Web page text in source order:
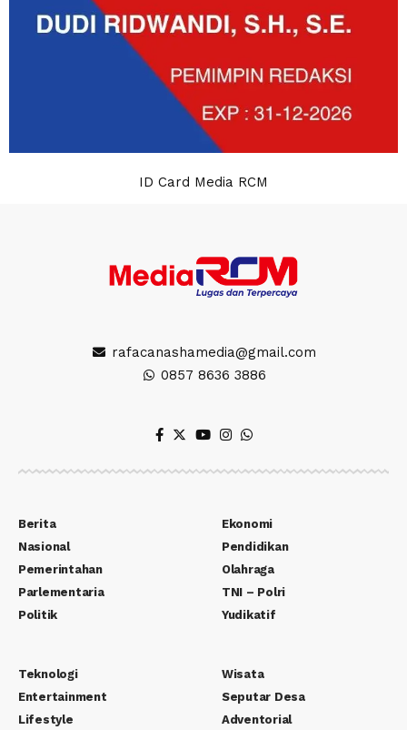
ID Card Media RCM
rafacanashamedia@gmail.com
0857 8636 3886
Berita
Nasional
Pemerintahan
Parlementaria
Politik
Ekonomi
Pendidikan
Olahraga
TNI – Polri
Yudikatif
Teknologi
Entertainment
Lifestyle
Wisata
Seputar Desa
Adventorial